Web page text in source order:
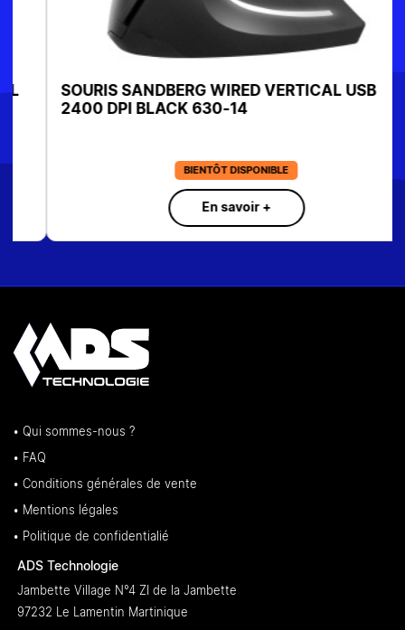
SOURIS SANDBERG WIRED VERTICAL USB
2400 DPI BLACK 630-14
BIENTÔT DISPONIBLE
En savoir +
• Qui sommes-nous ?
• FAQ
• Conditions générales de vente
• Mentions légales
• Politique de confidentialié
ADS Technologie
Jambette Village N°4 ZI de la Jambette
97232 Le Lamentin Martinique